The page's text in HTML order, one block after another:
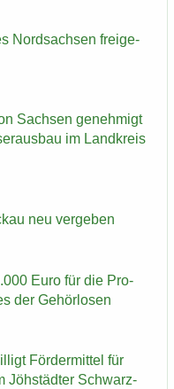
Nord­sach­sen frei­ge­
Sach­sen ge­neh­migt
im Land­kreis
neu ver­ge­ben
Euro für die Pro­
der Ge­hör­lo­sen
För­der­mit­tel für
Jöh­städ­ter Schwarz­